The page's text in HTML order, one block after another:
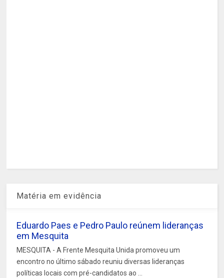
Matéria em evidência
Eduardo Paes e Pedro Paulo reúnem lideranças
em Mesquita
MESQUITA - A Frente Mesquita Unida promoveu um
encontro no último sábado reuniu diversas lideranças
políticas locais com pré-candidatos ao ...